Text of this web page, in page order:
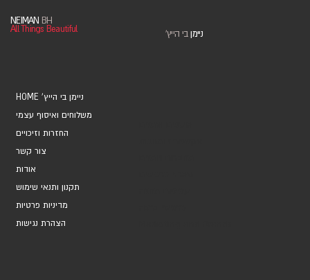
HOME 'ניימן בי הייץ
משלוחים ואיסוף עצמי
החזרות וזיכויים
צור קשר
אודות
תקנון ותנאי שימוש
מדיניות פרטיות
הצהרת נגישות
NEIMAN BH
All Things Beautiful
' ניימן בי הייץ